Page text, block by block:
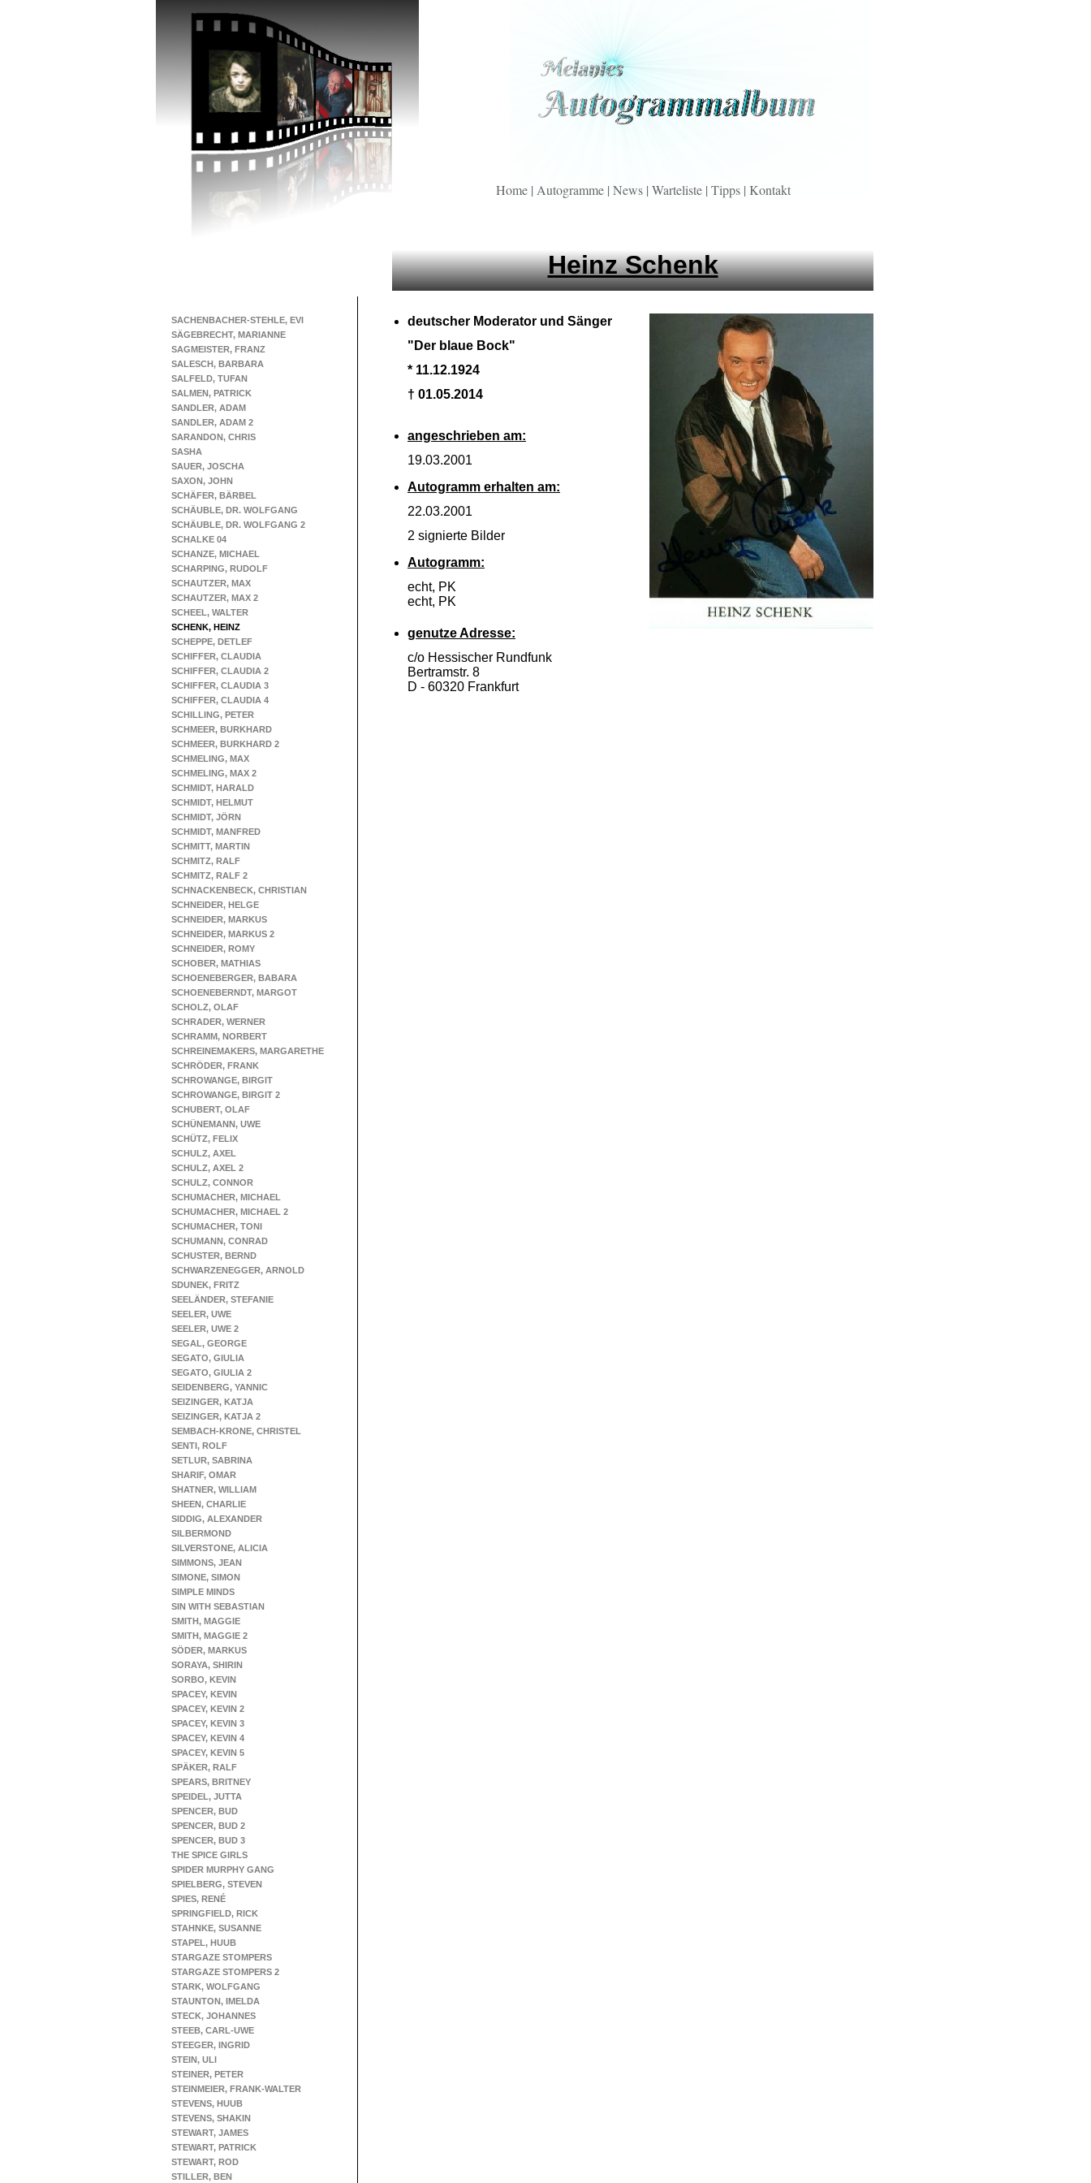
SACHENBACHER-STEHLE, EVI
SÄGEBRECHT, MARIANNE
SAGMEISTER, FRANZ
SALESCH, BARBARA
SALFELD, TUFAN
SALMEN, PATRICK
SANDLER, ADAM
SANDLER, ADAM 2
SARANDON, CHRIS
SASHA
SAUER, JOSCHA
SAXON, JOHN
SCHÄFER, BÄRBEL
SCHÄUBLE, DR. WOLFGANG
SCHÄUBLE, DR. WOLFGANG 2
SCHALKE 04
SCHANZE, MICHAEL
SCHARPING, RUDOLF
SCHAUTZER, MAX
SCHAUTZER, MAX 2
SCHEEL, WALTER
SCHENK, HEINZ
SCHEPPE, DETLEF
SCHIFFER, CLAUDIA
SCHIFFER, CLAUDIA 2
SCHIFFER, CLAUDIA 3
SCHIFFER, CLAUDIA 4
SCHILLING, PETER
SCHMEER, BURKHARD
SCHMEER, BURKHARD 2
SCHMELING, MAX
SCHMELING, MAX 2
SCHMIDT, HARALD
SCHMIDT, HELMUT
SCHMIDT, JÖRN
SCHMIDT, MANFRED
SCHMITT, MARTIN
SCHMITZ, RALF
SCHMITZ, RALF 2
SCHNACKENBECK, CHRISTIAN
SCHNEIDER, HELGE
SCHNEIDER, MARKUS
SCHNEIDER, MARKUS 2
SCHNEIDER, ROMY
SCHOBER, MATHIAS
SCHOENEBERGER, BABARA
SCHOENEBERNDT, MARGOT
SCHOLZ, OLAF
SCHRADER, WERNER
SCHRAMM, NORBERT
SCHREINEMAKERS, MARGARETHE
SCHRÖDER, FRANK
SCHROWANGE, BIRGIT
SCHROWANGE, BIRGIT 2
SCHUBERT, OLAF
SCHÜNEMANN, UWE
SCHÜTZ, FELIX
SCHULZ, AXEL
SCHULZ, AXEL 2
SCHULZ, CONNOR
SCHUMACHER, MICHAEL
SCHUMACHER, MICHAEL 2
SCHUMACHER, TONI
SCHUMANN, CONRAD
SCHUSTER, BERND
SCHWARZENEGGER, ARNOLD
SDUNEK, FRITZ
SEELÄNDER, STEFANIE
SEELER, UWE
SEELER, UWE 2
SEGAL, GEORGE
SEGATO, GIULIA
SEGATO, GIULIA 2
SEIDENBERG, YANNIC
SEIZINGER, KATJA
SEIZINGER, KATJA 2
SEMBACH-KRONE, CHRISTEL
SENTI, ROLF
SETLUR, SABRINA
SHARIF, OMAR
SHATNER, WILLIAM
SHEEN, CHARLIE
SIDDIG, ALEXANDER
SILBERMOND
SILVERSTONE, ALICIA
SIMMONS, JEAN
SIMONE, SIMON
SIMPLE MINDS
SIN WITH SEBASTIAN
SMITH, MAGGIE
SMITH, MAGGIE 2
SÖDER, MARKUS
SORAYA, SHIRIN
SORBO, KEVIN
SPACEY, KEVIN
SPACEY, KEVIN 2
SPACEY, KEVIN 3
SPACEY, KEVIN 4
SPACEY, KEVIN 5
SPÄKER, RALF
SPEARS, BRITNEY
SPEIDEL, JUTTA
SPENCER, BUD
SPENCER, BUD 2
SPENCER, BUD 3
THE SPICE GIRLS
SPIDER MURPHY GANG
SPIELBERG, STEVEN
SPIES, RENÉ
SPRINGFIELD, RICK
STAHNKE, SUSANNE
STAPEL, HUUB
STARGAZE STOMPERS
STARGAZE STOMPERS 2
STARK, WOLFGANG
STAUNTON, IMELDA
STECK, JOHANNES
STEEB, CARL-UWE
STEEGER, INGRID
STEIN, ULI
STEINER, PETER
STEINMEIER, FRANK-WALTER
STEVENS, HUUB
STEVENS, SHAKIN
STEWART, JAMES
STEWART, PATRICK
STEWART, ROD
STILLER, BEN
Heinz Schenk
deutscher Moderator und Sänger
"Der blaue Bock"
* 11.12.1924
† 01.05.2014
angeschrieben am:
19.03.2001
Autogramm erhalten am:
22.03.2001
2 signierte Bilder
Autogramm:
echt, PK
echt, PK
genutze Adresse:
c/o Hessischer Rundfunk
Bertramstr. 8
D - 60320 Frankfurt
Home | Autogramme | News | Warteliste | Tipps | Kontakt